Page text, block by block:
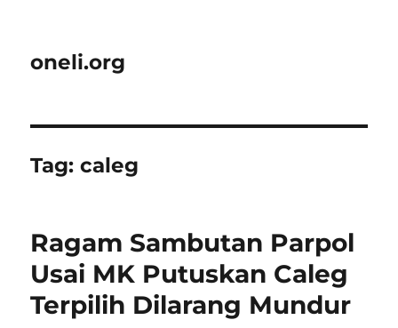
oneli.org
Tag:caleg
Ragam Sambutan Parpol
Usai MK Putuskan Caleg
Terpilih Dilarang Mundur